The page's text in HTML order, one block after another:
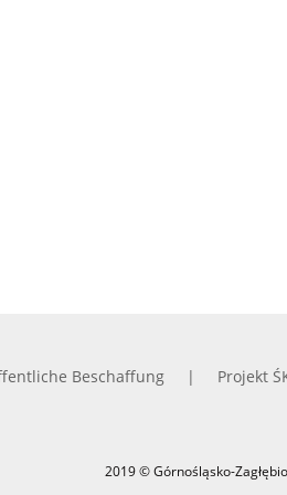
Beschaffung Projekt
2019 © Górnośląsko-